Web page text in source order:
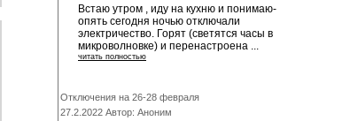
Встаю утром , иду на кухню и понимаю-
опять сегодня ночью отключали
электричество. Горят (светятся часы в
микроволновке) и перенастроена ...
читать полностью
Отключения на 26-28 февраля
27.2.2022 Автор: Аноним